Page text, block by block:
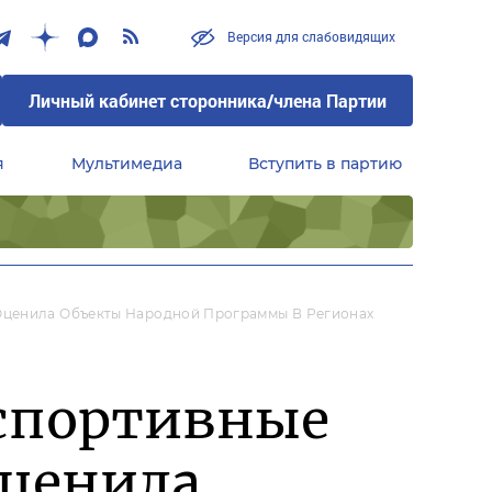
Версия для слабовидящих
Личный кабинет сторонника/члена Партии
Мультимедиа Вступить в партию
Объекты Народной Программы В Регионах